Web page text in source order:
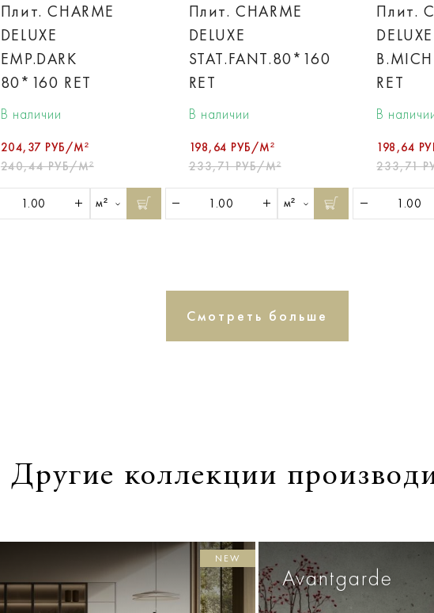
Плит. CHARME
DELUXE
EMP.DARK
80*160 RET
В наличии
204,37 РУБ/М²
240,44 РУБ/М²
м²
Плит. CHARME
DELUXE
STAT.FANT.80*160
RET
В наличии
198,64 РУБ/М²
233,71 РУБ/М²
м²
Плит.
DELUXE
RET
В
198,64
233,71
Смотреть больше
Другие коллекции
NEW
Avantgarde